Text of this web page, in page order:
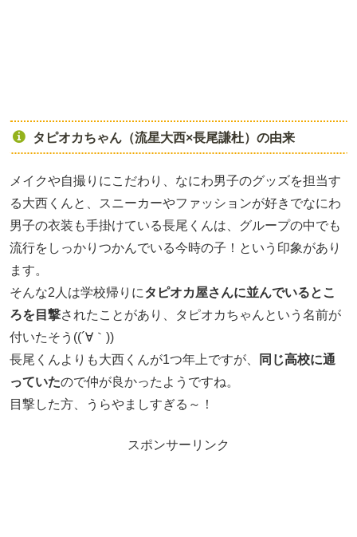
タピオカちゃん（流星大西×長尾謙杜）の由来
メイクや自撮りにこだわり、なにわ男子のグッズを担当す
る大西くんと、スニーカーやファッションが好きでなにわ
男子の衣装も手掛けている長尾くんは、グループの中でも
流行をしっかりつかんでいる今時の子！という印象があり
ます。
そんな2人は学校帰りにタピオカ屋さんに並んでいるとこ
ろを目撃されたことがあり、タピオカちゃんという名前が
付いたそう((´∀｀))
長尾くんよりも大西くんが1つ年上ですが、
同じ高校に通
っていたので仲が良かったようですね。
目撃した方、うらやましすぎる～！
スポンサーリンク